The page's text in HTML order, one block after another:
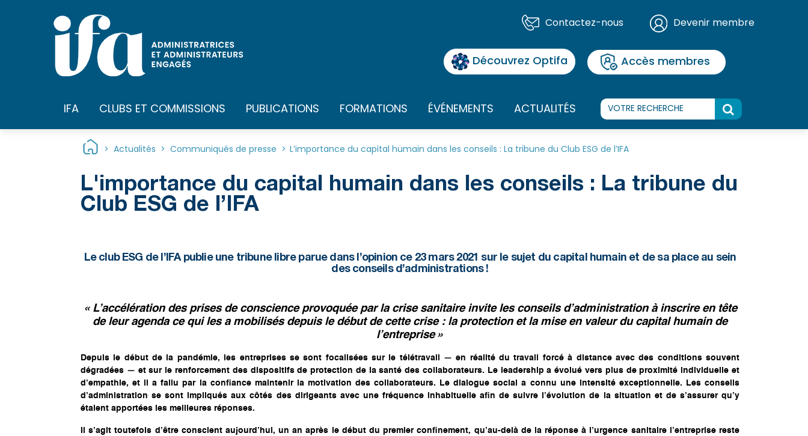
Contactez-nous
Devenir membre
Découvrez Optifa Accès membres
IFA CLUBS ET COMMISSIONS PUBLICATIONS FORMATIONS ÉVÉNEMENTS ACTUALITÉS
> Actualités > Communiqués de presse > L’importance du capital humain dans les conseils : La tribune du Club ESG de l’IFA
L'importance du capital humain dans les conseils : La tribune du
Club ESG de l’IFA
Le club ESG de l’IFA publie une tribune libre parue dans l’opinion ce 23 mars 2021 sur le sujet du capital humain et de sa place au sein
des conseils d’administrations !
« L’accélération des prises de conscience provoquée par la crise sanitaire invite les conseils d’administration à inscrire en tête
de leur agenda ce qui les a mobilisés depuis le début de cette crise : la protection et la mise en valeur du capital humain de
l’entreprise »
Depuis le début de la pandémie, les entreprises se sont focalisées sur le télétravail — en réalité du travail forcé à distance avec des conditions souvent
dégradées — et sur le renforcement des dispositifs de protection de la santé des collaborateurs. Le leadership a évolué vers plus de proximité individuelle et
d’empathie, et il a fallu par la confiance maintenir la motivation des collaborateurs. Le dialogue social a connu une intensité exceptionnelle. Les conseils
d’administration se sont impliqués aux côtés des dirigeants avec une fréquence inhabituelle afin de suivre l’évolution de la situation et de s’assurer qu’y
étaient apportées les meilleures réponses.
Il s’agit toutefois d’être conscient aujourd’hui, un an après le début du premier confinement, qu’au-delà de la réponse à l’urgence sanitaire l’entreprise reste